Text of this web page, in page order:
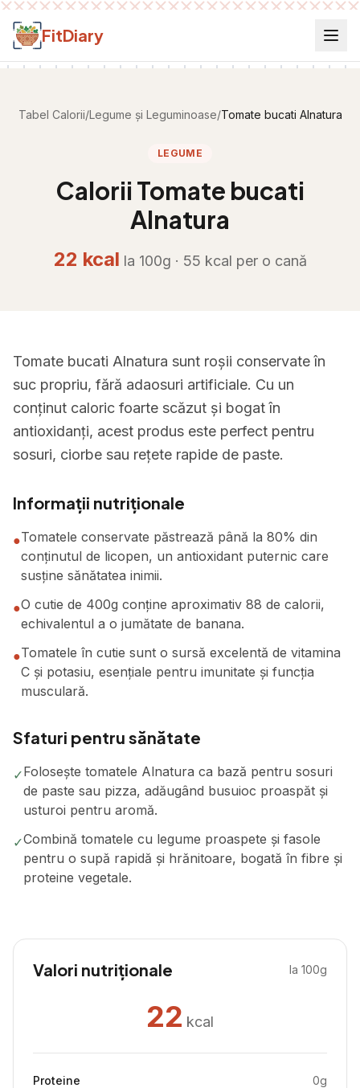
Salt la conținut
FitDiary
Tabel Calorii/Legume și Leguminoase/Tomate bucati Alnatura
LEGUME
Calorii Tomate bucati
Alnatura
22 kcal la 100g · 55 kcal per o cană
Tomate bucati Alnatura sunt roșii conservate în
suc propriu, fără adaosuri artificiale. Cu un
conținut caloric foarte scăzut și bogat în
antioxidanți, acest produs este perfect pentru
sosuri, ciorbe sau rețete rapide de paste.
Informații nutriționale
●Tomatele conservate păstrează până la 80% din
conținutul de licopen, un antioxidant puternic care
susține sănătatea inimii.
●O cutie de 400g conține aproximativ 88 de calorii,
echivalentul a o jumătate de banana.
●Tomatele în cutie sunt o sursă excelentă de vitamina
C și potasiu, esențiale pentru imunitate și funcția
musculară.
Sfaturi pentru sănătate
✓Folosește tomatele Alnatura ca bază pentru sosuri
de paste sau pizza, adăugând busuioc proaspăt și
usturoi pentru aromă.
✓Combină tomatele cu legume proaspete și fasole
pentru o supă rapidă și hrănitoare, bogată în fibre și
proteine vegetale.
Valori nutriționale la 100g
22 kcal
Proteine 0g